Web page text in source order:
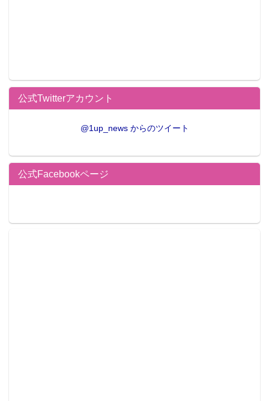
公式Twitterアカウント
@1up_news からのツイート
公式Facebookページ